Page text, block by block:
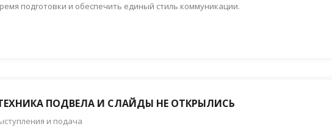
подготовки и обеспечить единый стиль коммуникации.
ПОДВЕЛА И СЛАЙДЫ НЕ ОТКРЫЛИСЬ
и подача